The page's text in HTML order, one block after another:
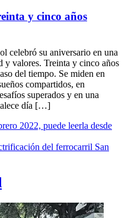
y cinco años
celebró su aniversario en una
y valores. Treinta y cinco años
del tiempo. Se miden en
compartidos, en
superados y en una
día […]
2022, puede leerla desde
del ferrocarril San